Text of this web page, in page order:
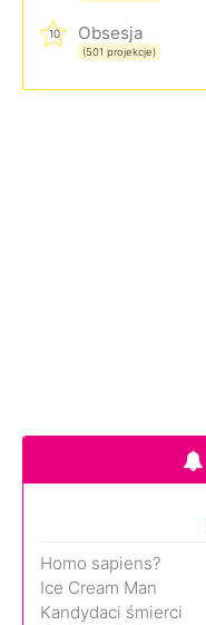
10 Obsesja
(501 projekcje)
Homo sapiens?
Ice Cream Man
Kandydaci śmierci